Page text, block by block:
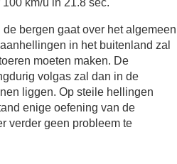
bergen gaat over het algemeen
in het buitenland zal
moeten maken. De
volgas zal dan in de
liggen. Op steile hellingen
enige oefening van de
verder geen probleem te